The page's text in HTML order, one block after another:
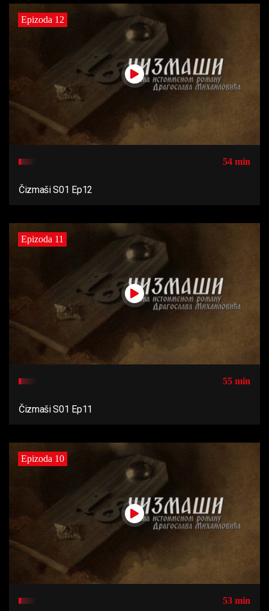
Epizoda 12
54 min
Čizmaši S01 Ep12
Epizoda 11
55 min
Čizmaši S01 Ep11
Epizoda 10
53 min